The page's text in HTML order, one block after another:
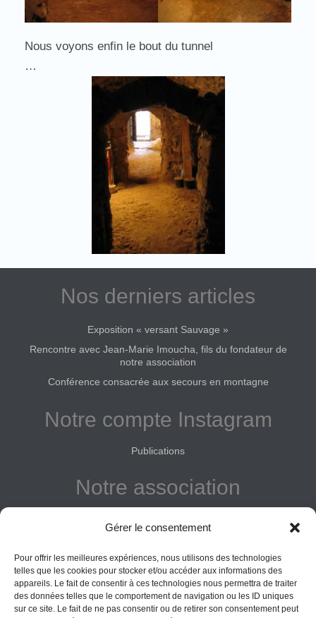
Gérer le consentement
Pour offrir les meilleures expériences, nous utilisons des technologies
telles que les cookies pour stocker et/ou accéder aux informations des
appareils. Le fait de consentir à ces technologies nous permettra de traiter
des données telles que le comportement de navigation ou les ID uniques
sur ce site. Le fait de ne pas consentir ou de retirer son consentement peut
Nous voyons enfin le bout du tunnel
…
Nos derniers articles
Exposition « versant Sauvage »
Rencontre avec Jean-Marie Imoucha, fils du fondateur de
notre association
Conférence consacrée aux secours en montagne
Notre compte Instagram
Publications
Notre association
Donner
Vos obligations